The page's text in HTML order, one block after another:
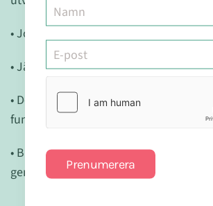
• Jod bidrar till barns normala tillväxt
• Järn stöder barns normala kognitiva
• D-vitamin hjälper till att upprätthålla
fungerande immunsystem hos barn
• Bidrar till barns övergripande
genom att ge extra stöd och näring.
Prenumerera